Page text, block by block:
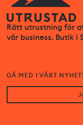
Rätt utrustning för
vår business. Butik i
GÅ MED I VÅRT